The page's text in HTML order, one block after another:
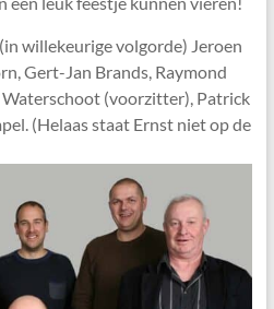
willekeurige volgorde) Jeroen
Gert-Jan Brands, Raymond
Waterschoot (voorzitter), Patrick
(Helaas staat Ernst niet op de